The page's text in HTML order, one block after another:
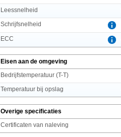
Leessnelheid
Schrijfsnelheid
ECC
Eisen aan de omgeving
Bedrijfstemperatuur (T-T)
Temperatuur bij opslag
Overige specificaties
Certificaten van naleving